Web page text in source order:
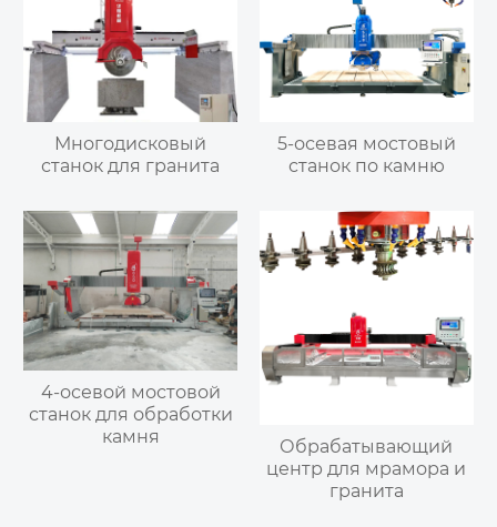
Многодисковый
станок для гранита
5-осевая мостовый
станок по камню
4-осевой мостовой
станок для обработки
камня
Обрабатывающий
центр для мрамора и
гранита